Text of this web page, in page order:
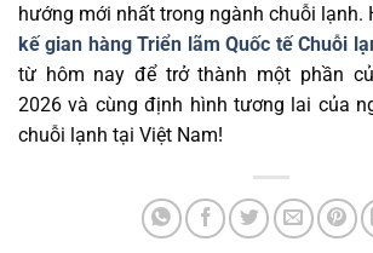
hướng mới nhất trong ngành chuỗi lạnh.
kế gian hàng Triển lãm Quốc tế Chuỗi
từ hôm nay để trở thành một phần
2026 và cùng định hình tương lai của
chuỗi lạnh tại Việt Nam!